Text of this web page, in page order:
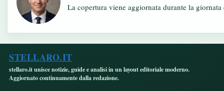
La copertura viene aggiornata durante la
STELLARO.IT
stellaro.it unisce notizie, guide e analisi in un layout editoriale moderno.
Aggiornato continuamente dalla redazione.